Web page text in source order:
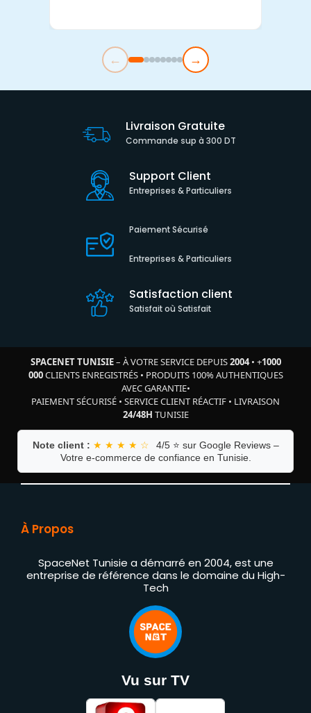
← →
Livraison Gratuite
Commande sup à 300 DT
Support Client
Entreprises & Particuliers
Paiement Sécurisé
Entreprises & Particuliers
Satisfaction client
Satisfait où Satisfait
SPACENET TUNISIE– À VOTRE SERVICE DEPUIS2004• +1000
000CLIENTS ENREGISTRÉS• PRODUITS 100% AUTHENTIQUES
AVEC GARANTIE•
PAIEMENT SÉCURISÉ • SERVICE CLIENT RÉACTIF • LIVRAISON
24/48H TUNISIE
Note client : ★ ★ ★ ★ ☆
4/5 ⭐ sur Google Reviews –
Votre e-commerce de confiance en Tunisie.
À Propos
SpaceNet Tunisie a démarré en 2004, est une
entreprise de référence dans le domaine du High-
Tech
Vu sur TV